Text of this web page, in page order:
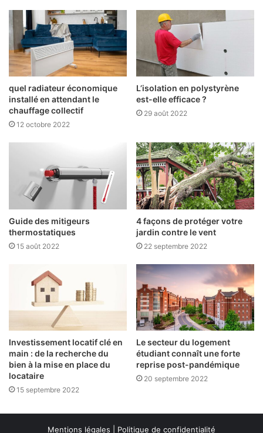
quel radiateur économique
installé en attendant le
chauffage collectif
12 octobre 2022
L’isolation en polystyrène
est-elle efficace ?
29 août 2022
Guide des mitigeurs
thermostatiques
15 août 2022
4 façons de protéger votre
jardin contre le vent
22 septembre 2022
Investissement locatif clé en
main : de la recherche du
bien à la mise en place du
locataire
15 septembre 2022
Le secteur du logement
étudiant connaît une forte
reprise post-pandémique
20 septembre 2022
Mentions légales Politique de confidentialité